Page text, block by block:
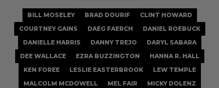
BILL MOSELEY BRAD DOURIF
CLINT HOWARD
COURTNEY GAINS
DAEG FAERCH
DANIEL ROEBUCK
DANIELLE HARRIS
DANNY TREJO
DARYL SABARA
DEE WALLACE
EZRA BUZZINGTON
HANNA R. HALL
KEN FOREE
LESLIE EASTERBROOK
LEW TEMPLE
MALCOLM MCDOWELL
MEL FAIR
MICKY DOLENZ